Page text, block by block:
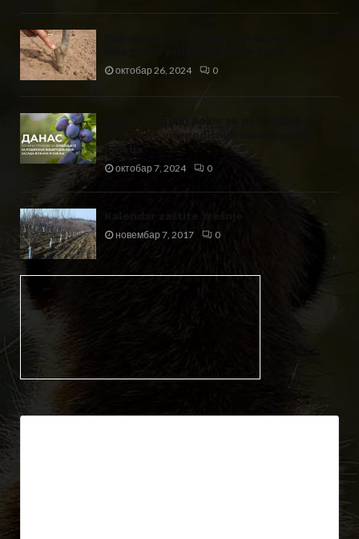
октобар 26, 2024 0
podizanje višegodišnjih zasada voća i
hmelja
октобар 7, 2024 0
новембар 7, 2017 0